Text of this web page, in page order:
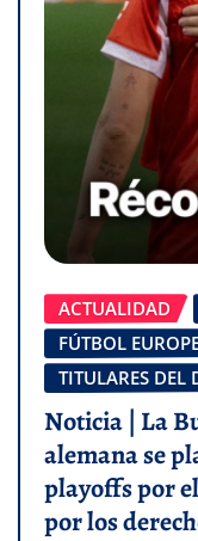
ACTUALIDAD
FÚTBOL
TITULARES DEL
Noticia | La
alemana se
playoffs por
por los